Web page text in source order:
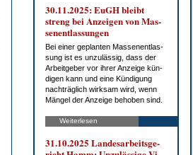
30.11.2025: EuGH bleibt
streng bei An­zei­gen von Mas­
sen­ent­las­sun­gen
Bei ei­ner ge­plan­ten Mas­sen­ent­las­
sung ist es un­zu­läs­sig, dass der
Ar­beit­ge­ber vor ih­rer An­zei­ge kün­
di­gen kann und ei­ne Kün­di­gung
nach­träg­lich wirk­sam wird, wenn
Män­gel der An­zei­ge be­ho­ben sind.
Weiterlesen
31.10.2025 Lan­des­ar­beits­ge­